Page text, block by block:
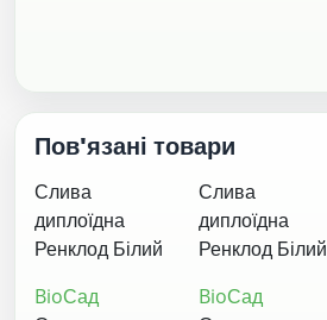
Пов'язані товари
Слива
диплоїдна
Ренклод Білий
BioСад
Слива
диплоїдна
Ренклод Білий
BioСад